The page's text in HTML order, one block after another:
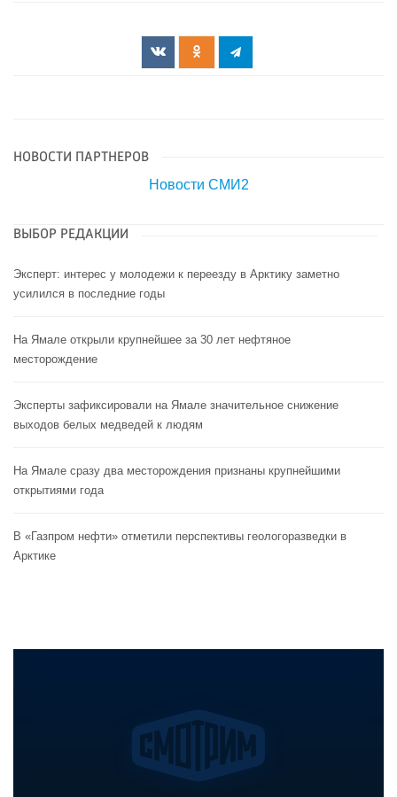
НОВОСТИ ПАРТНЕРОВ
Новости СМИ2
ВЫБОР РЕДАКЦИИ
Эксперт: интерес у молодежи к переезду в Арктику заметно
усилился в последние годы
На Ямале открыли крупнейшее за 30 лет нефтяное
месторождение
Эксперты зафиксировали на Ямале значительное снижение
выходов белых медведей к людям
На Ямале сразу два месторождения признаны крупнейшими
открытиями года
В «Газпром нефти» отметили перспективы геологоразведки в
Арктике